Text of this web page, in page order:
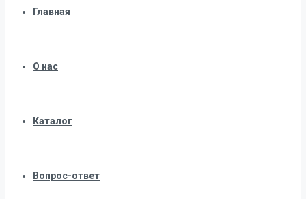
Главная
О нас
Каталог
Вопрос-ответ